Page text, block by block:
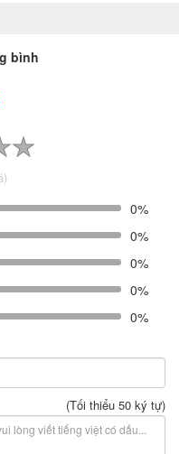
bình
0%
0%
0%
0%
0%
(Tối thiểu 50 ký tự)